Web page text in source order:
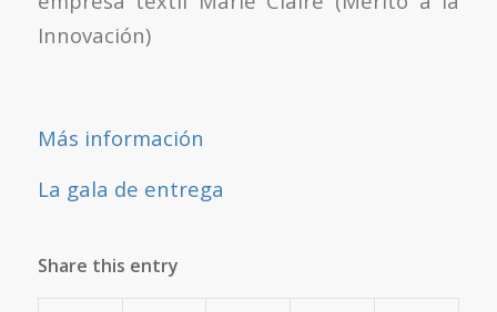
Innovación)
Más información
La gala de entrega
Share this entry